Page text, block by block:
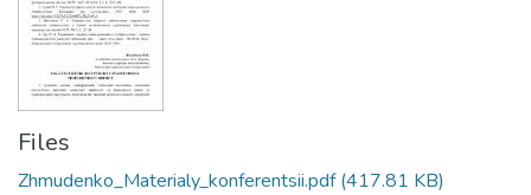
Files
Zhmudenko_Materialy_konferentsii.pdf(417.81 KB)